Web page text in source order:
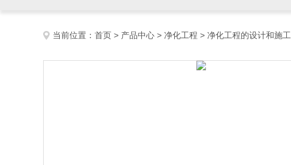
当前位置： 首页 > 产品中心 > 净化工程 > 净化工程的设计和施工